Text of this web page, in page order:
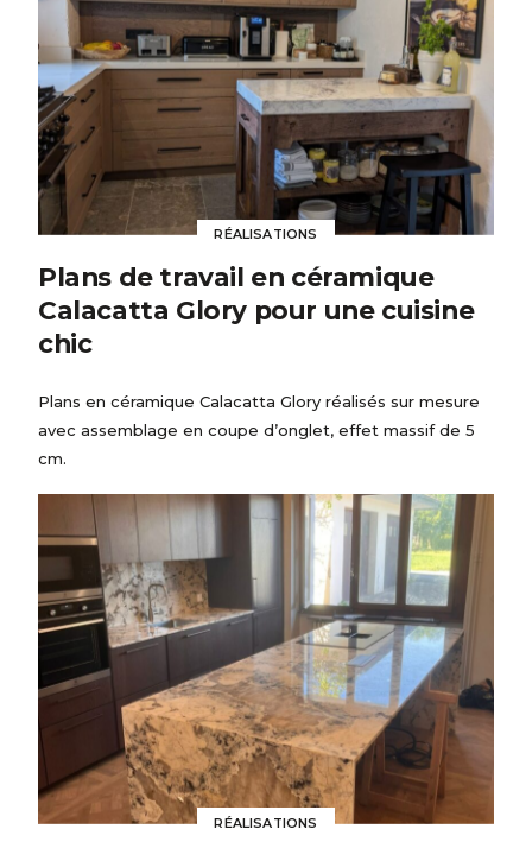
RÉALISATIONS
Plans de travail en céramique
Calacatta Glory pour une cuisine
chic
Plans en céramique Calacatta Glory réalisés sur mesure
avec assemblage en coupe d’onglet, effet massif de 5
cm.
RÉALISATIONS